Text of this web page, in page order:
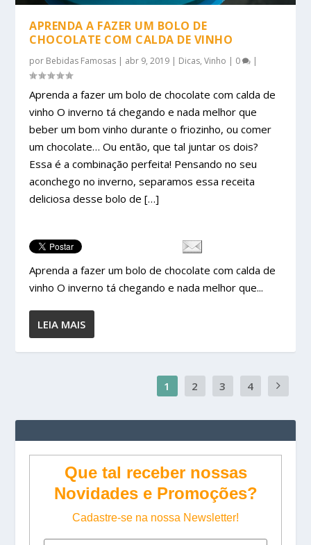
APRENDA A FAZER UM BOLO DE
CHOCOLATE COM CALDA DE VINHO
por Bebidas Famosas | abr 9, 2019 | Dicas,Vinho | 0 |
Aprenda a fazer um bolo de chocolate com calda de
vinho O inverno tá chegando e nada melhor que
beber um bom vinho durante o friozinho, ou comer
um chocolate… Ou então, que tal juntar os dois?
Essa é a combinação perfeita! Pensando no seu
aconchego no inverno, separamos essa receita
deliciosa desse bolo de […]
Aprenda a fazer um bolo de chocolate com calda de
vinho O inverno tá chegando e nada melhor que...
LEIA MAIS
1 2 3 4
Que tal receber nossas
Novidades e Promoções?
Cadastre-se na nossa Newsletter!